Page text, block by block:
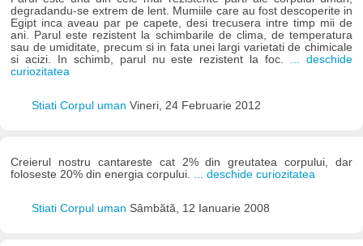
degradandu-se extrem de lent. Mumiile care au fost descoperite in
Egipt inca aveau par pe capete, desi trecusera intre timp mii de
ani. Parul este rezistent la schimbarile de clima, de temperatura
sau de umiditate, precum si in fata unei largi varietati de chimicale
si acizi. In schimb, parul nu este rezistent la foc. ... deschide
curiozitatea
Stiati Corpul uman Vineri, 24 Februarie 2012
Creierul nostru cantareste cat 2% din greutatea corpului, dar
foloseste 20% din energia corpului.
... deschide curiozitatea
Stiati Corpul uman Sâmbătă, 12 Ianuarie 2008